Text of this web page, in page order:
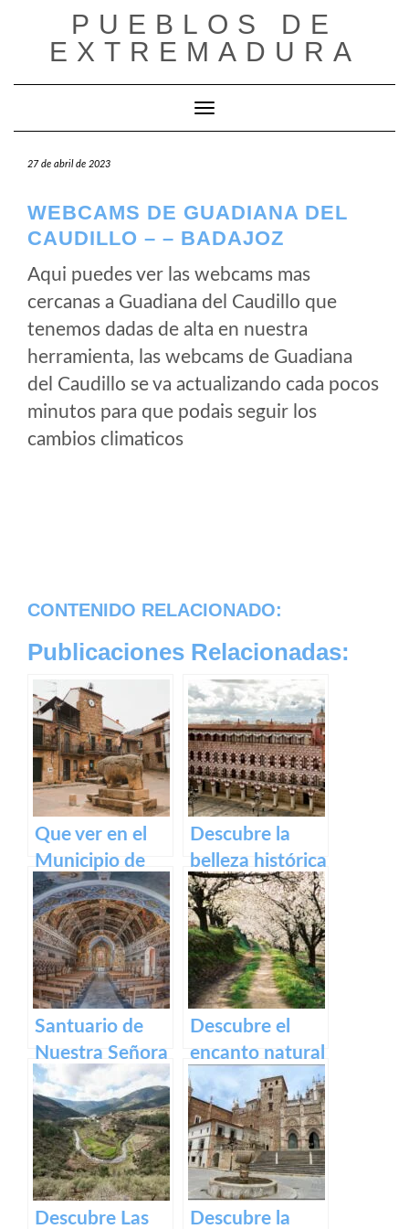
contenido
PUEBLOS DE
EXTREMADURA
Cambiar modo de navegación
27 de abril de 2023
WEBCAMS DE GUADIANA DEL
CAUDILLO – – BADAJOZ
Aqui puedes ver las webcams mas
cercanas a Guadiana del Caudillo que
tenemos dadas de alta en nuestra
herramienta, las webcams de Guadiana
del Caudillo se va actualizando cada pocos
minutos para que podais seguir los
cambios climaticos
CONTENIDO RELACIONADO:
Publicaciones Relacionadas:
Que ver en el
Municipio de
Segura de Toro
en caceres
Descubre la
belleza histórica
y cultural de
Plaza Alta de
Badajoz
Santuario de
Nuestra Señora
del Ara:
Historia,
devoción y
turismo en
España
Descubre el
encanto natural
del Valle del
Jerte – Turismo
y actividades al
aire libre
Descubre Las
Descubre la